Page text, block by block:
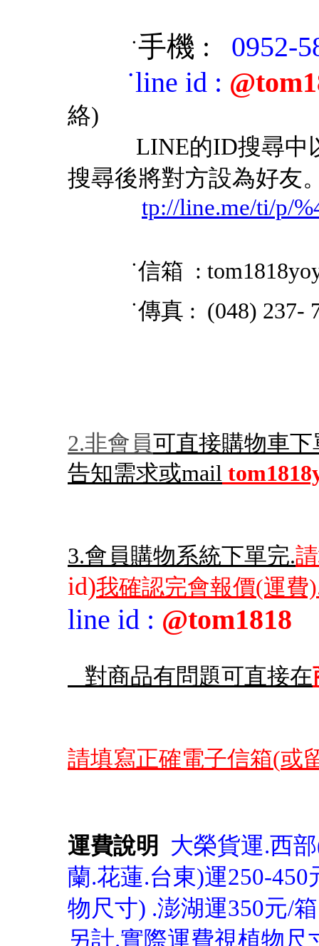
˙手機 :
0952-
˙line id :
絡)
LINE的ID搜尋中以
搜尋後將對方設為好友
tp://line.me/ti/p/
˙信箱 :
˙傳真 : (048) 237-
2.非會員可直接購物車
告知需求或mail
3.會員購物系統下單完.
id)我確認完會報價(運費
line id : @tom1818
對商品有問題可直接在
請填寫正確電子信箱(或
運費說明
大榮貨運.西
蘭.花蓮.台東)運250-
物尺寸) .澎湖運350元/
另計.實際運費視植物